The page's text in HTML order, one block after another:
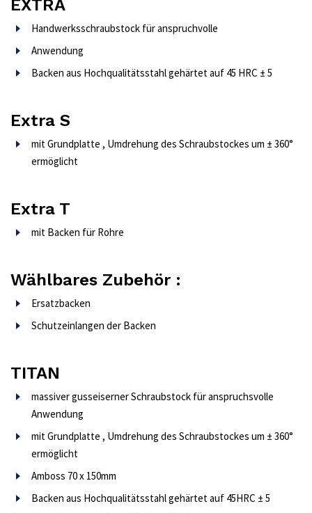
EXTRA
Handwerksschraubstock für anspruchvolle
Anwendung
Backen aus Hochqualitätsstahl gehärtet auf 45 HRC ± 5
Extra S
mit Grundplatte , Umdrehung des Schraubstockes um ± 360°
ermöglicht
Extra T
mit Backen für Rohre
Wählbares Zubehör :
Ersatzbacken
Schutzeinlangen der Backen
TITAN
massiver gusseiserner Schraubstock für anspruchsvolle
Anwendung
mit Grundplatte , Umdrehung des Schraubstockes um ± 360°
ermöglicht
Amboss 70 x 150mm
Backen aus Hochqualitätsstahl gehärtet auf 45HRC ± 5